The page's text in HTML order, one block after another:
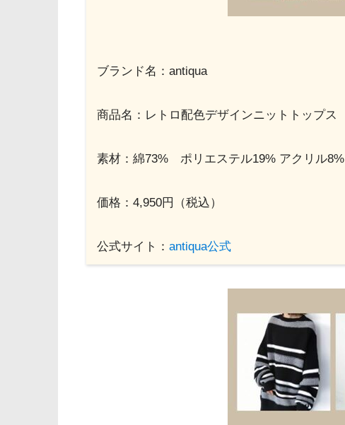
ブランド名：antiqua
商品名：レトロ配色デザインニットトップス
素材：綿73% ポリエステル19% アクリル8%
価格：4,950円（税込）
公式サイト： antiqua公式